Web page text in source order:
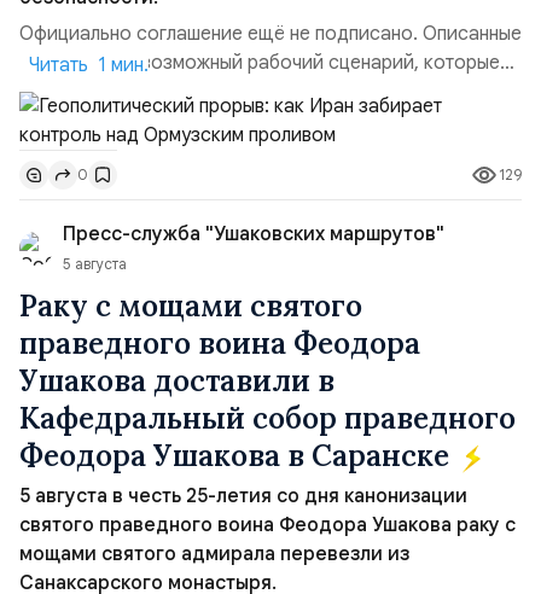
Официально соглашение ещё не подписано. Описанные
пункты — это возможный рабочий сценарий, которые
скорее всего будут реализованы.Разбираем ключевые
тезисы и последствия этого соглашения:. 1. Новые
доли контроля (75 на 25). Было: Ранее Иран и Оман
контролировали пролив на паритетных началах —
50/50. Стало: Новое соглашение закрепляет за
Ираном...
Читать 1 мин.
0 129
Пресс-служба "Ушаковских маршрутов"
5 августа
Раку с мощами святого
праведного воина Феодора
Ушакова доставили в
Кафедральный собор праведного
Феодора Ушакова в Саранске
5 августа в честь 25-летия со дня канонизации
святого праведного воина Феодора Ушакова раку с
мощами святого адмирала перевезли из
Санаксарского монастыря.